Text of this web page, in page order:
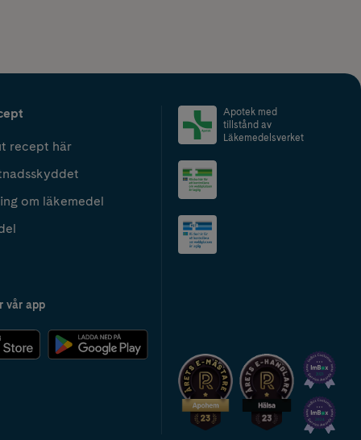
recept här
om läkemedel
vår app
Apotek med
tillstånd av
Läkemedelsverket
2024